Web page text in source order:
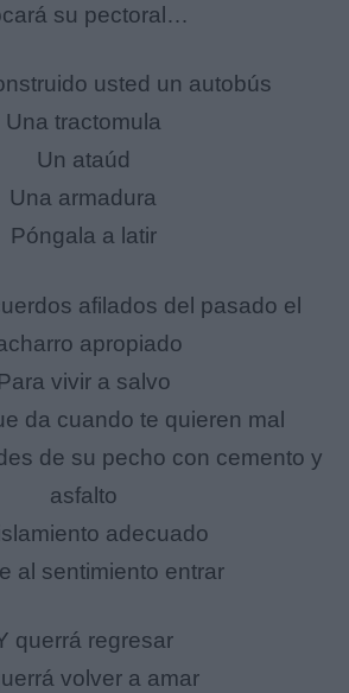
su pectoral…
usted un autobús
Una tractomula
Un ataúd
Una armadura
Póngala a latir
afilados del pasado el
apropiado
Para vivir a salvo
da cuando te quieren mal
de su pecho con cemento y
asfalto
adecuado
al sentimiento entrar
querrá regresar
volver a amar